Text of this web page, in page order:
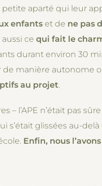
aparté qui leur
enfants et de ne pas
ce qui fait le
durant environ 30
manière autonome
au projet.
l’APE n’était pas
glissées au-
Enfin, nous